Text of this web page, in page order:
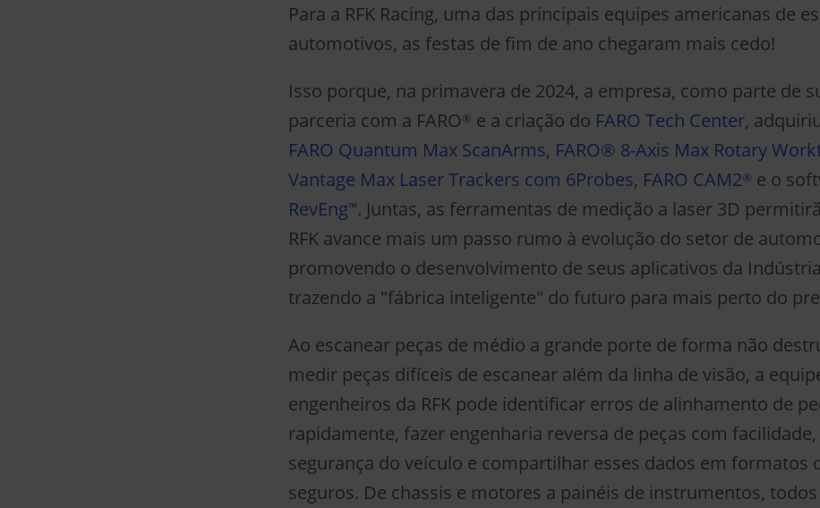
Para a RFK Racing, uma das principais equipes americanas de
automotivos, as festas de fim de ano chegaram mais cedo!
Isso porque, na primavera de 2024, a empresa, como parte de
parceria com a FARO® e a criação do FARO Tech Center,
FARO Quantum Max ScanArms, FARO® 8-Axis Max Rotary
Vantage Max Laser Trackers com 6Probes, FARO CAM2® e o
RevEng™. Juntas, as ferramentas de medição a laser 3D
RFK avance mais um passo rumo à evolução do setor de
promovendo o desenvolvimento de seus aplicativos da
trazendo a "fábrica inteligente" do futuro para mais perto do
Ao escanear peças de médio a grande porte de forma não
medir peças difíceis de escanear além da linha de visão, a
engenheiros da RFK pode identificar erros de alinhamento de
rapidamente, fazer engenharia reversa de peças com
segurança do veículo e compartilhar esses dados em formatos
seguros. De chassis e motores a painéis de instrumentos,